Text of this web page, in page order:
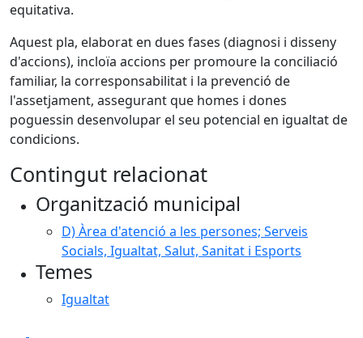
equitativa.
Aquest pla, elaborat en dues fases (diagnosi i disseny
d'accions), incloïa accions per promoure la conciliació
familiar, la corresponsabilitat i la prevenció de
l'assetjament, assegurant que homes i dones
poguessin desenvolupar el seu potencial en igualtat de
condicions.
Contingut relacionat
Organització municipal
D) Àrea d'atenció a les persones; Serveis
Socials, Igualtat, Salut, Sanitat i Esports
Temes
Igualtat